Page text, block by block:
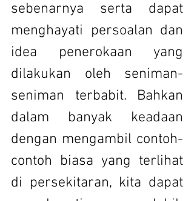
sebenarnya serta dapat
menghayati persoalan dan
idea penerokaan yang
dilakukan oleh seniman-
seniman terbabit. Bahkan
dalam banyak keadaan
dengan mengambil contoh-
contoh biasa yang terlihat
di persekitaran, kita dapat